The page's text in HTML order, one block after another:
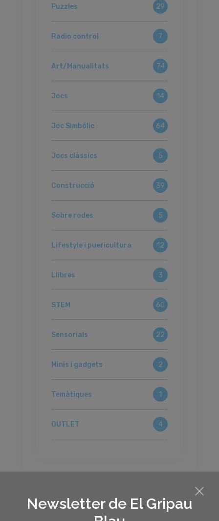
Newsletter de El Gripau
Puzzles 29
Radio control 7
Art/Manualitats 74
Jocs 14
Joc Simbólic 64
Jocs clàssics 5
Construcció 39
Sobre rodes 5
Lifestyle i puericultura 12
Llibres 3
STEM 60
Sensorials 22
Minis i gadgets 2
Temàtiques 1
OUTLET 4